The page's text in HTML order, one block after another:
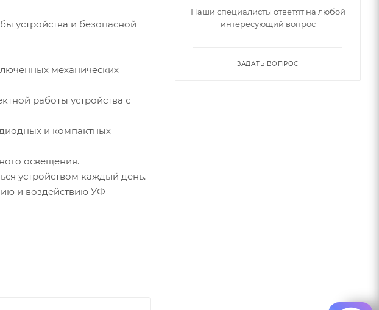
устройства и безопасной
механических
работы устройства с
и компактных
освещения.
устройством каждый день.
и воздействию УФ-
Наши специалисты ответят на любой
интересующий вопрос
ЗАДАТЬ ВОПРОС